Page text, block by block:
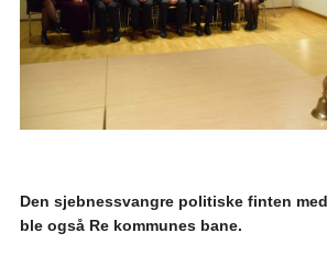
Den sjebnessvangre politiske finten
ble også Re kommunes bane.